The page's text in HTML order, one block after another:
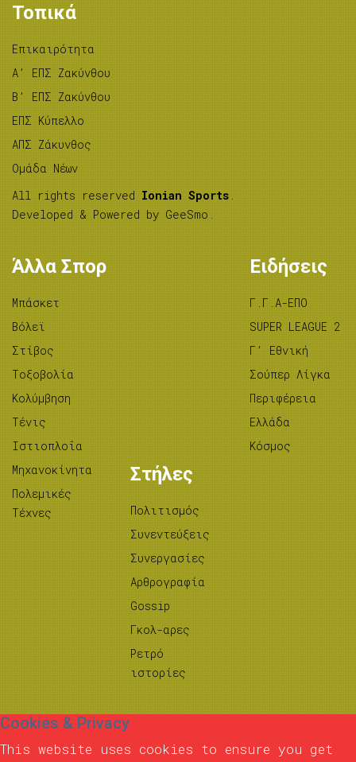
Τοπικά
Επικαιρότητα
A’ ΕΠΣ Ζακύνθου
B’ ΕΠΣ Ζακύνθου
ΕΠΣ Κύπελλο
ΑΠΣ Ζάκυνθος
Ομάδα Νέων
All rights reserved Ionian Sports .
Developed & Powered by GeeSmo .
Άλλα Σπορ
Μπάσκετ
Βόλεϊ
Στίβος
Tοξοβολία
Κολύμβηση
Τένις
Ιστιοπλοΐα
Μηχανοκίνητα
Πολεμικές
Τέχνες
Ειδήσεις
Γ.Γ.Α-ΕΠΟ
SUPER LEAGUE 2
Γ’ Εθνική
Σούπερ Λίγκα
Περιφέρεια
Ελλάδα
Κόσμος
Στήλες
Πολιτισμός
Συνεντεύξεις
Συνεργασίες
Αρθρογραφία
Gossip
Γκολ-αρες
Ρετρό
ιστορίες
Cookies & Privacy
This website uses cookies to ensure you get